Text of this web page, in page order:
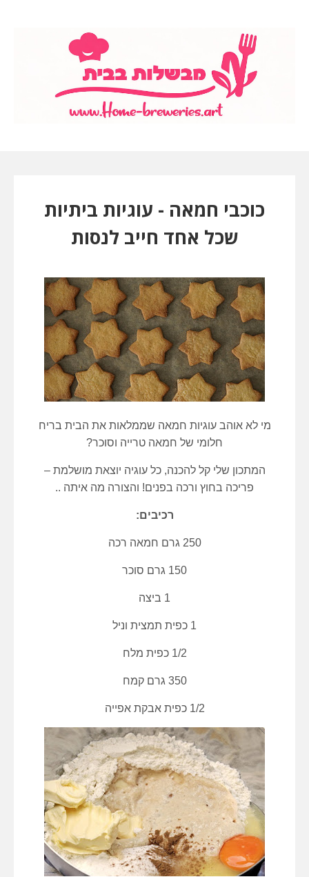
כוכבי חמאה - עוגיות ביתיות
שכל אחד חייב לנסות
מי לא אוהב עוגיות חמאה שממלאות את הבית בריח
חלומי של חמאה טרייה וסוכר?
המתכון שלי קל להכנה, כל עוגיה יוצאת מושלמת –
פריכה בחוץ ורכה בפנים! והצורה מה איתה ..
רכיבים:
250 גרם חמאה רכה
150 גרם סוכר
1 ביצה
1 כפית תמצית וניל
1/2 כפית מלח
350 גרם קמח
1/2 כפית אבקת אפייה